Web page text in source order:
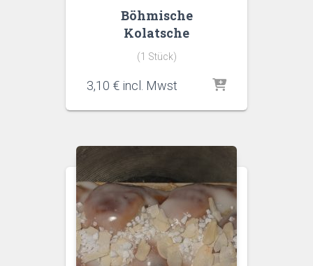
Böhmische
Kolatsche
(1 Stück)
3,10 € incl. Mwst